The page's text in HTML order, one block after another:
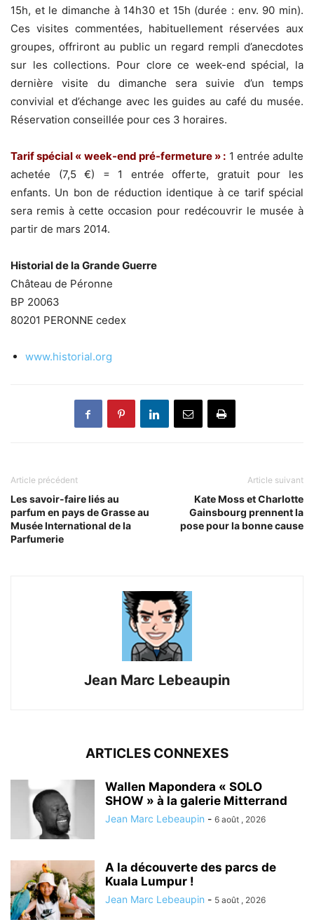
15h, et le dimanche à 14h30 et 15h (durée : env. 90 min).
Ces visites commentées, habituellement réservées aux
groupes, offriront au public un regard rempli d’anecdotes
sur les collections. Pour clore ce week-end spécial, la
dernière visite du dimanche sera suivie d’un temps
convivial et d’échange avec les guides au café du musée.
Réservation conseillée pour ces 3 horaires.
Tarif spécial « week-end pré-fermeture » : 1 entrée adulte
achetée (7,5 €) = 1 entrée offerte, gratuit pour les
enfants. Un bon de réduction identique à ce tarif spécial
sera remis à cette occasion pour redécouvrir le musée à
partir de mars 2014.
Historial de la Grande Guerre
Château de Péronne
BP 20063
80201 PERONNE cedex
www.historial.org
Article précédent
Les savoir-faire liés au
parfum en pays de Grasse au
Musée International de la
Parfumerie
Article suivant
Kate Moss et Charlotte
Gainsbourg prennent la
pose pour la bonne cause
Jean Marc Lebeaupin
ARTICLES CONNEXES
Wallen Mapondera « SOLO
SHOW » à la galerie Mitterrand
Jean Marc Lebeaupin - 6 août , 2026
A la découverte des parcs de
Kuala Lumpur !
Jean Marc Lebeaupin - 5 août , 2026